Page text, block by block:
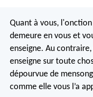
Quant à vous,
demeure en vous et
enseigne. Au
enseigne sur toute
dépourvue de
comme elle vous l’a